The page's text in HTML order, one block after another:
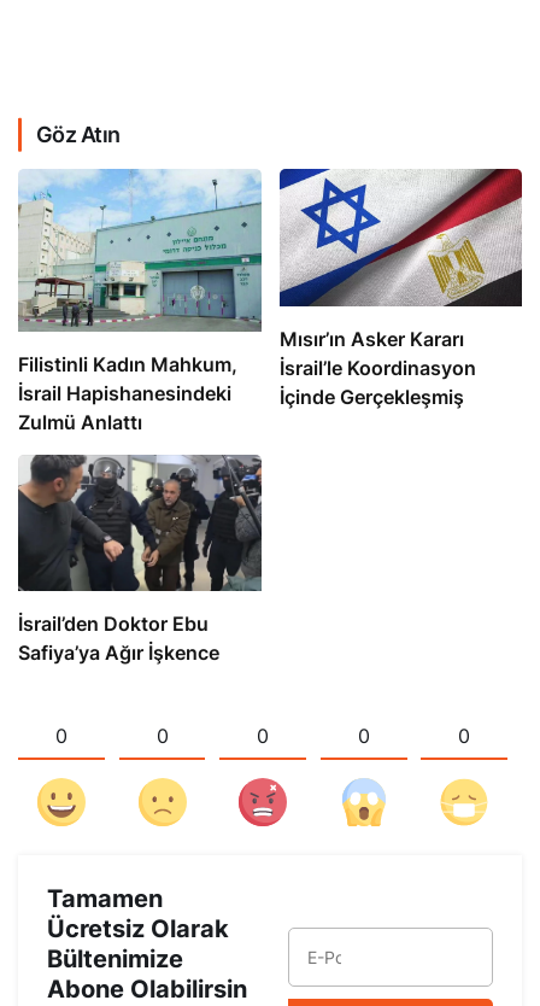
Göz Atın
Filistinli Kadın Mahkum,
İsrail Hapishanesindeki
Zulmü Anlattı
Mısır’ın Asker Kararı
İsrail’le Koordinasyon
İçinde Gerçekleşmiş
İsrail’den Doktor Ebu
Safiya’ya Ağır İşkence
0 0 0 0 0
Tamamen
Ücretsiz Olarak
Bültenimize
Abone Olabilirsin